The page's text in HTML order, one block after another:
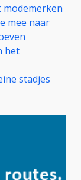
modemerken
mee naar
het
stadjes